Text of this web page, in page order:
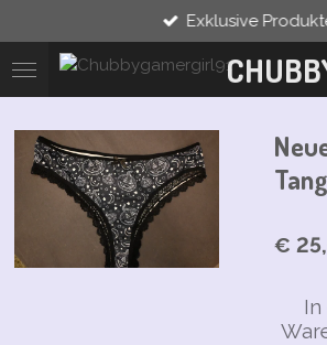
Hauptinhalt
springen
Exklusive
€
In